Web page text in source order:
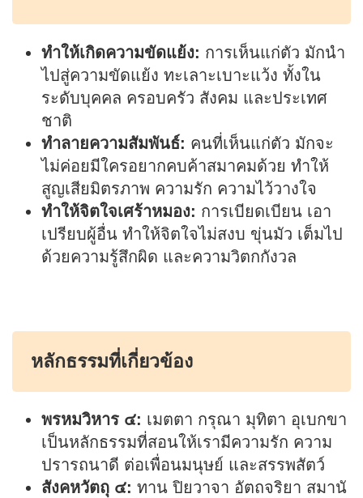
ทำให้เกิดความขัดแย้ง: การเห็นแก่ตัว มักนำ
ไปสู่ความขัดแย้ง ทะเลาะเบาะแว้ง ทั้งใน
ระดับบุคคล ครอบครัว สังคม และประเทศ
ชาติ
ทำลายความสัมพันธ์: คนที่เห็นแก่ตัว มักจะ
ไม่ค่อยมีใครอยากคบค้าสมาคมด้วย ทำให้
สูญเสียมิตรภาพ ความรัก ความไว้วางใจ
ทำให้จิตใจเศร้าหมอง: การเบียดเบียน เอา
เปรียบผู้อื่น ทำให้จิตใจไม่สงบ ขุ่นมัว เต็มไป
ด้วยความรู้สึกผิด และความวิตกกังวล
หลักธรรมที่เกี่ยวข้อง
พรหมวิหาร ๔: เมตตา กรุณา มุทิตา อุเบกขา
เป็นหลักธรรมที่สอนให้เรามีความรัก ความ
ปรารถนาดี ต่อเพื่อนมนุษย์ และสรรพสัตว์
สังคหวัตถุ ๔: ทาน ปิยวาจา อัตถจริยา สมานั